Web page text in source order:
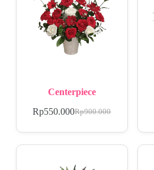
Centerpiece
Rp900.000
Rp550.000